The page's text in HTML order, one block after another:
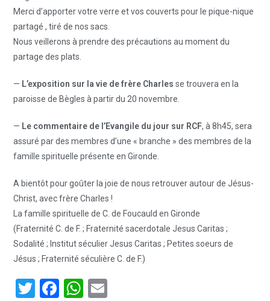
Merci d’apporter votre verre et vos couverts pour le pique-nique
partagé , tiré de nos sacs.
Nous veillerons à prendre des précautions au moment du
partage des plats.
— L’exposition sur la vie de frère Charles se trouvera en la
paroisse de Bègles à partir du 20 novembre.
— Le commentaire de l’Evangile du jour sur RCF, à 8h45, sera
assuré par des membres d’une « branche » des membres de la
famille spirituelle présente en Gironde.
A bientôt pour goûter la joie de nous retrouver autour de Jésus-
Christ, avec frère Charles !
La famille spirituelle de C. de Foucauld en Gironde
(Fraternité C. de F. ; Fraternité sacerdotale Jesus Caritas ;
Sodalité ; Institut séculier Jesus Caritas ; Petites soeurs de
Jésus ; Fraternité séculière C. de F.)
T
F
W